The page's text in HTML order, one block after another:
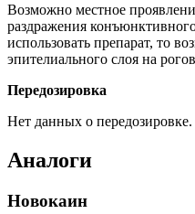
Возможно местное
раздражения
использовать препарат, то
эпителиального слоя на
Передозировка
Нет данных о передозировке.
Аналоги
Новокаин